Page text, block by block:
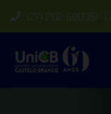
(27) 2102-6000